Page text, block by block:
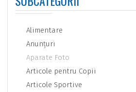
Alimentare
Anunţuri
Aparate Foto
Articole pentru Copii
Articole Sportive